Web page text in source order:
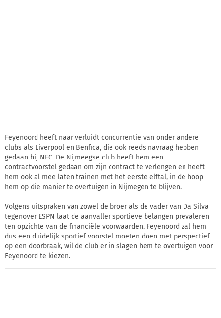
Feyenoord heeft naar verluidt concurrentie van onder andere
clubs als Liverpool en Benfica, die ook reeds navraag hebben
gedaan bij NEC. De Nijmeegse club heeft hem een
contractvoorstel gedaan om zijn contract te verlengen en heeft
hem ook al mee laten trainen met het eerste elftal, in de hoop
hem op die manier te overtuigen in Nijmegen te blijven.
Volgens uitspraken van zowel de broer als de vader van Da Silva
tegenover ESPN laat de aanvaller sportieve belangen prevaleren
ten opzichte van de financiële voorwaarden. Feyenoord zal hem
dus een duidelijk sportief voorstel moeten doen met perspectief
op een doorbraak, wil de club er in slagen hem te overtuigen voor
Feyenoord te kiezen.